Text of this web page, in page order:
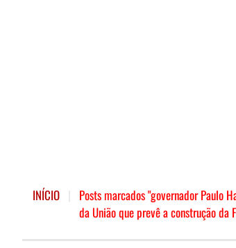
INÍCIO
Posts marcados "governador Paulo
da União que prevê a construção da